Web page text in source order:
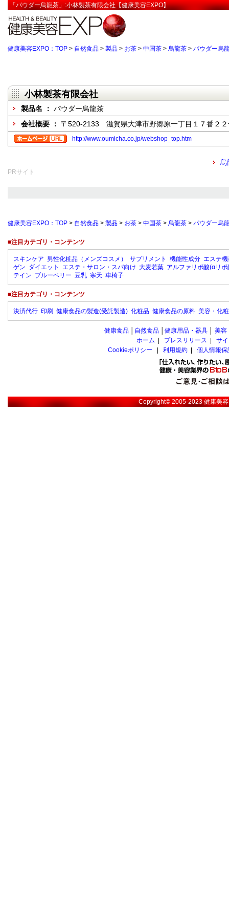
「パウダー烏龍茶」:小林製茶有限会社【健康美容EXPO】
健康美容EXPO：TOP > 自然食品 > 製品 > お茶 > 中国茶 > 烏龍茶 > パウダー烏
小林製茶有限会社
製品名 ： パウダー烏龍茶
会社概要 ： 〒520-2133 滋賀県大津市野郷原一丁目１７番２
http://www.oumicha.co.jp/webshop_top.htm
烏
PRサイト
健康美容EXPO：TOP > 自然食品 > 製品 > お茶 > 中国茶 > 烏龍茶 > パウダー烏
■注目カテゴリ・コンテンツ
スキンケア 男性化粧品（メンズコスメ） サプリメント 機能性成分 エステ
ゲン ダイエット エステ・サロン・スパ向け 大麦若葉 アルファリポ酸(αリポ
テイン ブルーベリー 豆乳 寒天 車椅子
■注目カテゴリ・コンテンツ
決済代行 印刷 健康食品の製造(受託製造) 化粧品 健康食品の原料 美容・化
健康食品 自然食品 健康用品・器具 美容
ホーム
プレスリリース
サ
Cookieポリシー
利用規約 個人情報
Copyright© 2005-2023健康美